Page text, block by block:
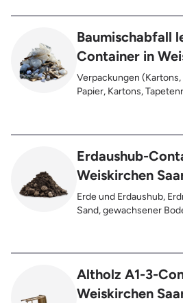
Kunststoffe, Gummi,
Teppiche, Gardinen,
Trockenbauwände,
Gebinde wie Dosen,
Sauerkrautplatten
Baumischabfall
Container in
Verpackungen
Papier, Kartons, Tapetenreste, Laminat,
Kunststoffe, Folien,
Spanplatten, Bauholz,
Teppiche, Gardinen,
Türen für den
Gebinde wie Dosen,
gesamten
Erdaushub-
Weiskirchen
Erde und Erdaushub,
Sand, gewachsener
Altholz A1-3-
Weiskirchen